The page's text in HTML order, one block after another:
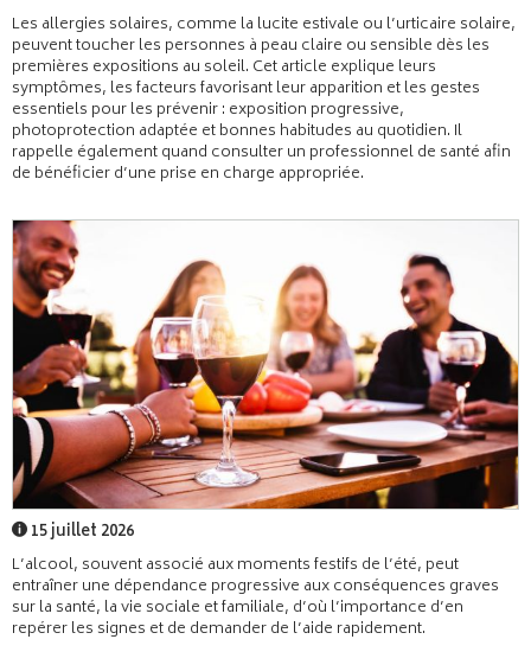
Les allergies solaires, comme la lucite estivale ou l’urticaire solaire,
peuvent toucher les personnes à peau claire ou sensible dès les
premières expositions au soleil. Cet article explique leurs
symptômes, les facteurs favorisant leur apparition et les gestes
essentiels pour les prévenir : exposition progressive,
photoprotection adaptée et bonnes habitudes au quotidien. Il
rappelle également quand consulter un professionnel de santé afin
de bénéficier d’une prise en charge appropriée.
15 juillet 2026
L’alcool, souvent associé aux moments festifs de l’été, peut
entraîner une dépendance progressive aux conséquences graves
sur la santé, la vie sociale et familiale, d’où l’importance d’en
repérer les signes et de demander de l’aide rapidement.